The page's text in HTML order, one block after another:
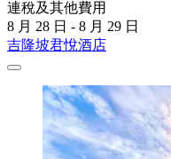
連稅及其他費用
8 月 28 日 - 8 月 29 日
吉隆坡君悅酒店